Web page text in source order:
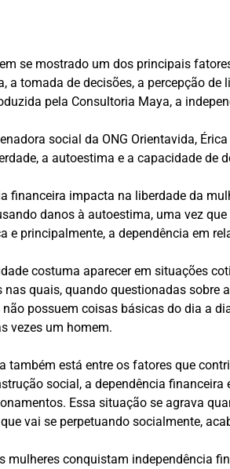
se mostrado um dos principais
a tomada de decisões, a percepção
pela Consultoria Maya, a
social da ONG Orientavida,
a autoestima e a capacidade de
financeira impacta na liberdade da
danos à autoestima, uma vez
e principalmente, a dependência em
costuma aparecer em situações
quais, quando questionadas sobre
possuem coisas básicas do dia a
vezes um homem.
também está entre os fatores que
social, a dependência
Essa situação se agrava
vai se perpetuando socialmente,
mulheres conquistam independência